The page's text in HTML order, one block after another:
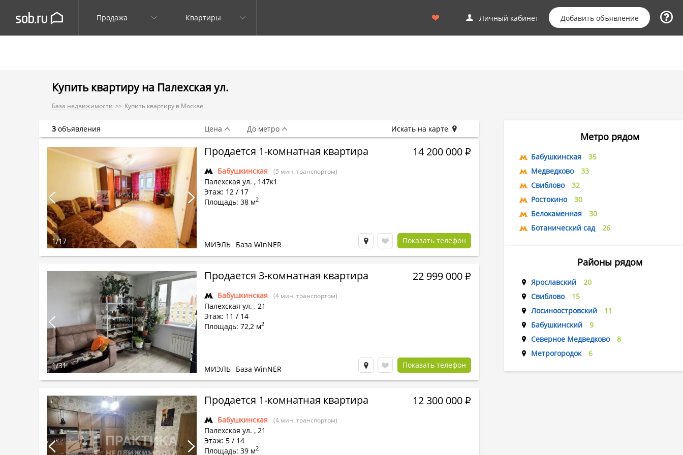
Продажа Квартиры Личный кабинет Добавить объявление
Купить квартиру на Палехская ул.
База недвижимости Купить квартиру в Москве
Продается 1-комнатная квартира
Бабушкинская (5 мин. транспортом)
Палехская ул. , 147к1
Этаж: 12 / 17
Площадь: 38 м2
14 200 000Р
МИЭЛЬ База WinNER Показать телефон
1/17
Продается 3-комнатная квартира
Бабушкинская (4 мин. транспортом)
Палехская ул. , 21
Этаж: 11 / 14
Площадь: 72,2 м2
22 999 000Р
МИЭЛЬ База WinNER Показать телефон
1/31
Продается 1-комнатная квартира
Бабушкинская (4 мин. транспортом)
Палехская ул. , 21
Этаж: 5 / 14
Площадь: 39 м2
12 300 000Р
3 объявления Цена До метро Искать на карте
Метро рядом
Бабушкинская
35
Медведково
33
Свиблово
32
Ростокино
30
Белокаменная
30
Ботанический сад
26
Районы рядом
Ярославский
20
Свиблово
15
Лосиноостровский
11
Бабушкинский
9
Северное Медведково
8
Метрогородок
6